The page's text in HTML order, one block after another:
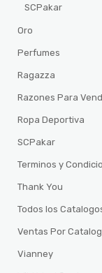
SCPakar
Oro
Perfumes
Ragazza
Razones Para
Ropa Deportiva
SCPakar
Terminos y
Thank You
Todos los
Ventas Por
Vianney